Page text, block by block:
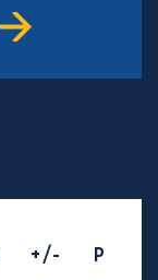
+/-
P